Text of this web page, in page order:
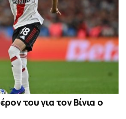
του για τον Βίνια ο